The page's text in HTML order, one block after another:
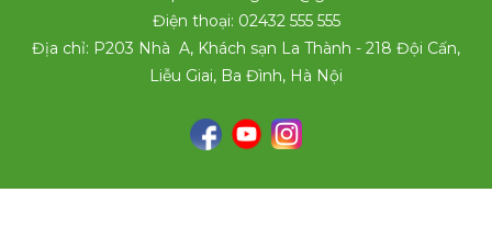
Điện thoại: 02432 555 555
Địa chỉ: P203 Nhà A, Khách sạn La Thành - 218 Đội Cấn,
Liễu Giai, Ba Đình, Hà Nội